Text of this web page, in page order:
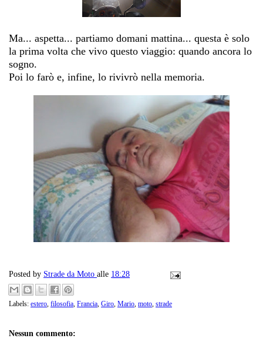
Ma... aspetta... partiamo domani mattina... questa è solo
la prima volta che vivo questo viaggio: quando ancora lo
sogno.
Poi lo farò e, infine, lo rivivrò nella memoria.
Posted by Strade da Moto alle 18:28
Labels: estero filosofia Francia Giro Mario moto strade
Nessun commento: